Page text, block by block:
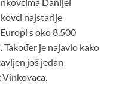
Danijel
najstarije
s oko 8.500
je najavio kako
još jedan
Vinkovaca.